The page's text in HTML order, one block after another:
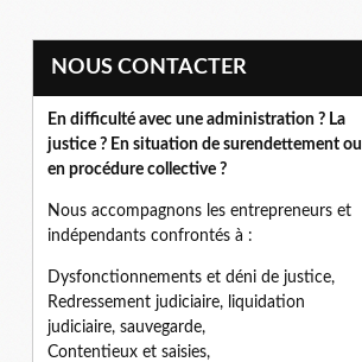
NOUS CONTACTER
En difficulté avec une administration ? La
justice ? En situation de surendettement ou
en procédure collective ?
Nous accompagnons les entrepreneurs et
indépendants confrontés à :
Dysfonctionnements et déni de justice,
Redressement judiciaire, liquidation
judiciaire, sauvegarde,
Contentieux et saisies,